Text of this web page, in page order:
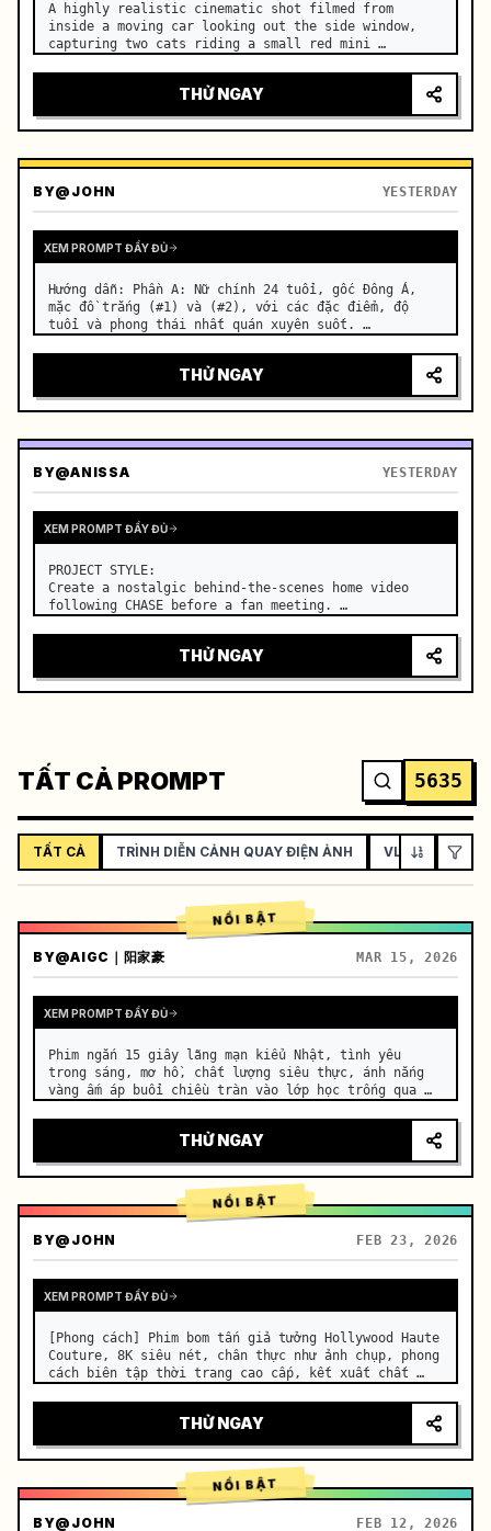
A highly realistic cinematic shot filmed from
inside a moving car looking out the side window,
capturing two cats riding a small red mini
THỬ NGAY
BY@JOHN YESTERDAY
XEM PROMPT ĐẦY ĐỦ
Hướng dẫn: Phần A: Nữ chính 24 tuổi, gốc Đông Á,
mặc đồ trắng (#1) và (#2), với các đặc điểm, độ
tuổi và phong thái nhất quán xuyên suốt. …
THỬ NGAY
BY@ANISSA YESTERDAY
XEM PROMPT ĐẦY ĐỦ
PROJECT STYLE:
Create a nostalgic behind-the-scenes home video
following CHASE before a fan meeting. …
THỬ NGAY
TẤT CẢ PROMPT 5635
TẤT CẢ TRÌNH DIỄN CẢNH QUAY ĐIỆN ẢNH VLOG / PHONG
NỔI BẬT
BY@AIGC｜阳家豪 MAR 15, 2026
XEM PROMPT ĐẦY ĐỦ
Phim ngắn 15 giây lãng mạn kiểu Nhật, tình yêu
trong sáng, mơ hồ, chất lượng siêu thực, ánh nắng
vàng ấm áp buổi chiều tràn vào lớp học trống qua
những hạt bụi li ti lơ lửng trong ánh sáng, bàn gỗ
THỬ NGAY
NỔI BẬT
BY@JOHN FEB 23, 2026
XEM PROMPT ĐẦY ĐỦ
[Phong cách] Phim bom tấn giả tưởng Hollywood Haute
Couture, 8K siêu nét, chân thực như ảnh chụp, phong
cách biên tập thời trang cao cấp, kết xuất chất
THỬ NGAY
NỔI BẬT
BY@JOHN FEB 12, 2026